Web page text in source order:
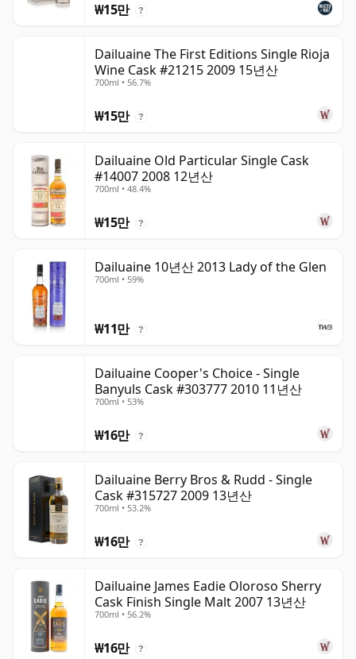
₩15만 ?
Dailuaine The First Editions Single Rioja
Wine Cask #21215 2009 15년산
700ml • 56.7%
₩15만 ?
Dailuaine Old Particular Single Cask
#14007 2008 12년산
700ml • 48.4%
₩15만 ?
Dailuaine 10년산 2013 Lady of the Glen
700ml • 59%
₩11만 ?
Dailuaine Cooper's Choice - Single
Banyuls Cask #303777 2010 11년산
700ml • 53%
₩16만 ?
Dailuaine Berry Bros & Rudd - Single
Cask #315727 2009 13년산
700ml • 53.2%
₩16만 ?
Dailuaine James Eadie Oloroso Sherry
Cask Finish Single Malt 2007 13년산
700ml • 56.2%
₩16만 ?